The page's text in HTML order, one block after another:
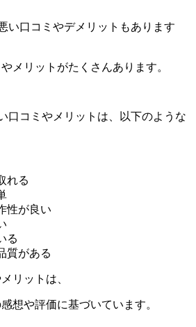
い口コミやデメリットもあります
メリットがたくさんあります。
口コミやメリットは、以下のような
れる
性が良い
る
質がある
リットは、
想や評価に基づいています。